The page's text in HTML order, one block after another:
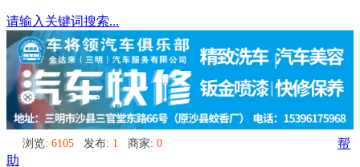
请输入关键词搜索...
浏览: 6105 发布: 1 商家: 0
帮
助